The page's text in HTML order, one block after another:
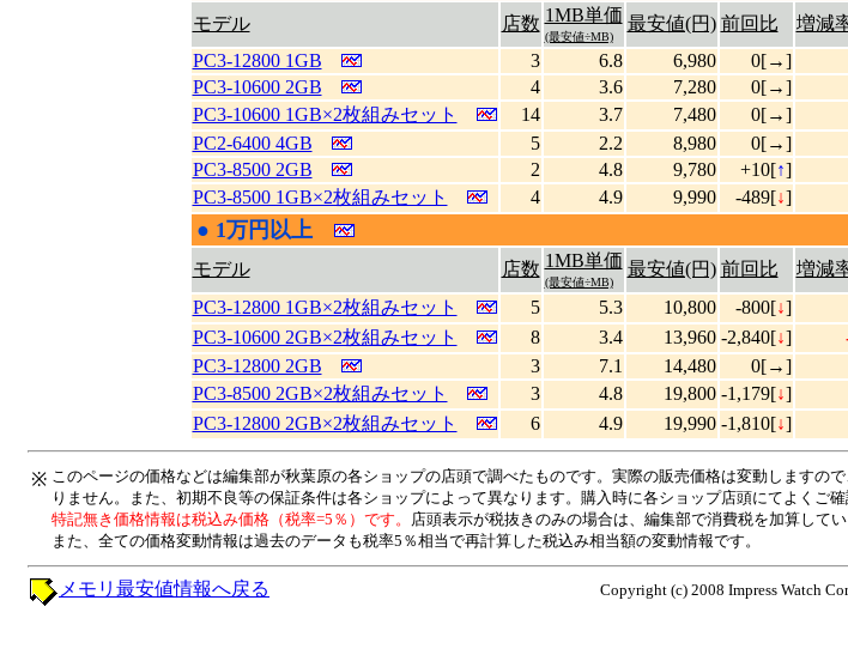
モデル 店数 1MB単価
(最安値÷MB)
最安値(円) 前回比 増減
PC3-12800 1GB
3 6.8 6,980 0[→]
PC3-10600 2GB
4 3.6 7,280 0[→]
PC3-10600 1GB×2枚組みセット
14 3.7 7,480 0[→]
PC2-6400 4GB
5 2.2 8,980 0[→]
PC3-8500 2GB
2 4.8 9,780 +10[↑]
PC3-8500 1GB×2枚組みセット
4 4.9 9,990 -489[↓]
● 1万円以上
モデル 店数 1MB単価
(最安値÷MB)
最安値(円) 前回比 増減
PC3-12800 1GB×2枚組みセット
5 5.3 10,800 -800[↓]
PC3-10600 2GB×2枚組みセット
8 3.4 13,960 -2,840[↓]
PC3-12800 2GB
3 7.1 14,480 0[→]
PC3-8500 2GB×2枚組みセット
3 4.8 19,800 -1,179[↓]
PC3-12800 2GB×2枚組みセット
6 4.9 19,990 -1,810[↓]
※ このページの価格などは編集部が秋葉原の各ショップの店頭で調べたものです。実際の販売価格は変動しますの
りません。また、初期不良等の保証条件は各ショップによって異なります。購入時に各ショップ店頭にてよくご確
特記無き価格情報は税込み価格（税率=5％）です。 店頭表示が税抜きのみの場合は、編集部で消費税を加算してい
また、全ての価格変動情報は過去のデータも税率5％相当で再計算した税込み相当額の変動情報です。
Copyright (c) 2008 Impress Watch
メモリ最安値情報へ戻る